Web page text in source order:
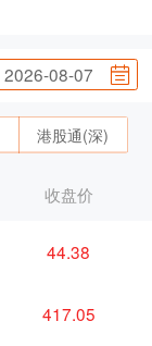
2026-08-07
港股通(深)
收盘价
44.38
417.05